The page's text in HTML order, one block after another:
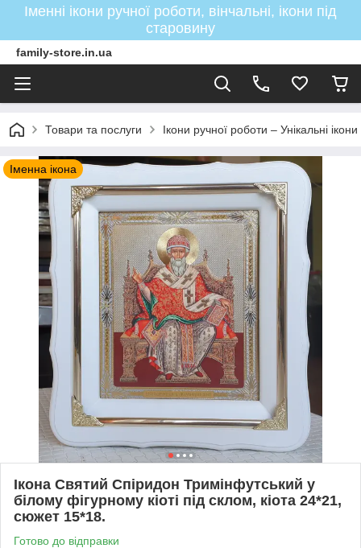
Іменні ікони ручної роботи, вінчальні, ікони під
старовину
family-store.in.ua
Товари та послуги Ікони ручної роботи – Унікальні
Іменна ікона
Ікона Святий Спіридон Тримінфутський у
білому фігурному кіоті під склом, кіота 24*21,
сюжет 15*18.
Готово до відправки